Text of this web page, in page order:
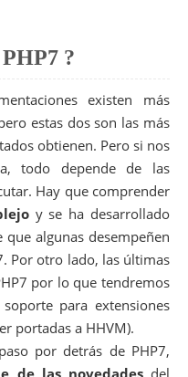
?
existen más
estas dos son las más
obtienen. Pero si nos
todo depende de las
Hay que comprender
y se ha desarrollado
algunas desempeñen
Por otro lado, las últimas
por lo que tendremos
para extensiones
portadas a HHVM).
por detrás de PHP7,
de las novedadesdel